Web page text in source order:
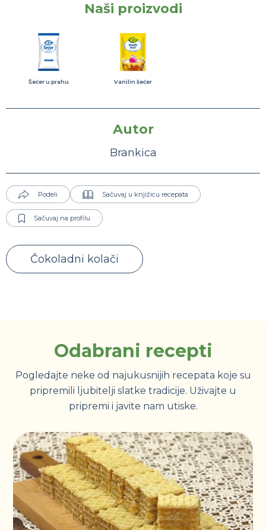
Naši proizvodi
Šećer u prahu Vanilin šećer
Autor
Brankica
Podeli Sačuvaj u knjižicu recepata
Sačuvaj na profilu
Čokoladni kolači
Odabrani recepti
Pogledajte neke od najukusnijih recepata koje su
pripremili ljubitelji slatke tradicije. Uživajte u
pripremi i javite nam utiske.